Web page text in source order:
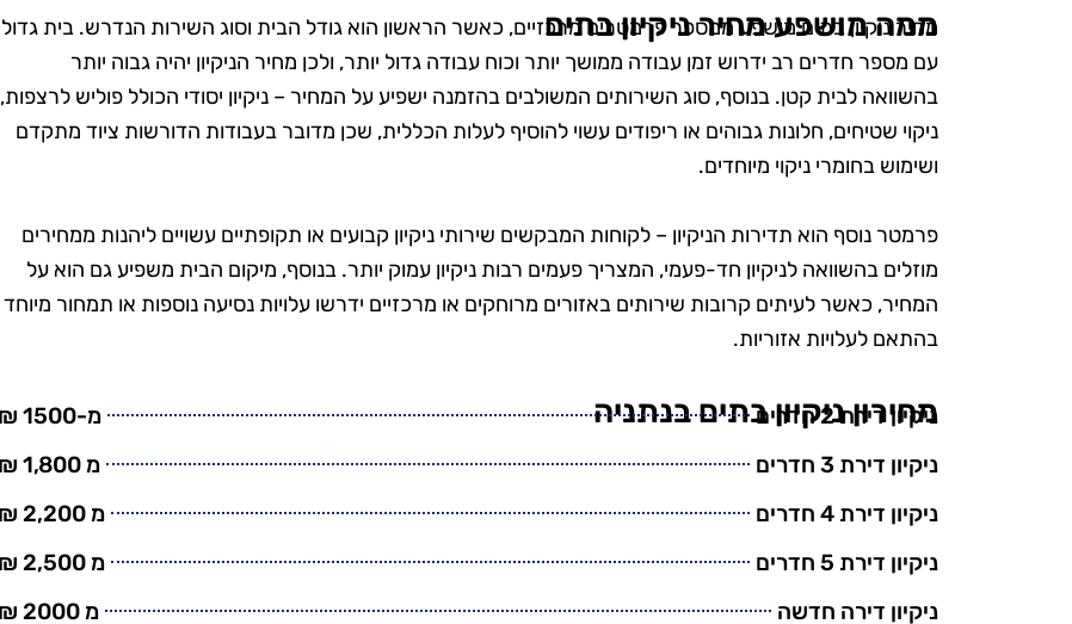
ממה מושפע מחיר ניקיון בתים
מחיר ניקיון בתים מושפע ממספר פרמטרים מרכזיים, כאשר הראשון הוא גודל הבית וסוג השירות הנדרש. בית גדול
עם מספר חדרים רב ידרוש זמן עבודה ממושך יותר וכוח עבודה גדול יותר, ולכן מחיר הניקיון יהיה גבוה יותר
בהשוואה לבית קטן. בנוסף, סוג השירותים המשולבים בהזמנה ישפיע על המחיר – ניקיון יסודי הכולל פוליש לרצפות,
ניקוי שטיחים, חלונות גבוהים או ריפודים עשוי להוסיף לעלות הכללית, שכן מדובר בעבודות הדורשות ציוד מתקדם
ושימוש בחומרי ניקוי מיוחדים.
פרמטר נוסף הוא תדירות הניקיון – לקוחות המבקשים שירותי ניקיון קבועים או תקופתיים עשויים ליהנות ממחירים
מוזלים בהשוואה לניקיון חד-פעמי, המצריך פעמים רבות ניקיון עמוק יותר. בנוסף, מיקום הבית משפיע גם הוא על
המחיר, כאשר לעיתים קרובות שירותים באזורים מרוחקים או מרכזיים ידרשו עלויות נסיעה נוספות או תמחור מיוחד
בהתאם לעלויות אזוריות.
מחירון ניקיון בתים בנתניה
ניקיון דירת 2 חדרים
מ-1500 ₪
ניקיון דירת 3 חדרים
מ 1,800 ₪
ניקיון דירת 4 חדרים
מ 2,200 ₪
ניקיון דירת 5 חדרים
מ 2,500 ₪
ניקיון דירה חדשה
מ 2000 ₪
ידידותיים לסביבה. השירות
היה נהדר, והמחיר היה הוגן.
אין ספק שאמשיך להשתמש
בשירותיהם."
ומסודר בדיוק כמו שציפיתי.
בהחלט אשתמש בשירותים
שלהם שוב בעתיד!"